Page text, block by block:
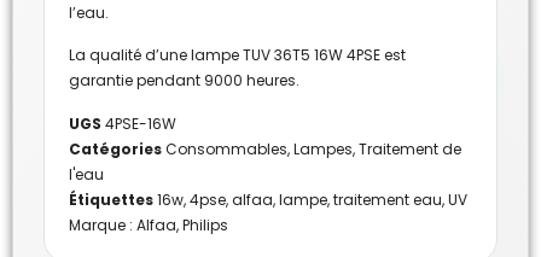
l’eau.
La qualité d’une lampe TUV 36T5 16W 4PSE est
garantie pendant 9000 heures.
UGS 4PSE-16W
CatégoriesConsommables,Lampes,Traitement de
l'eau
Étiquettes16w,4pse,alfaa,lampe,traitement eau,UV
Marque : Alfaa,Philips